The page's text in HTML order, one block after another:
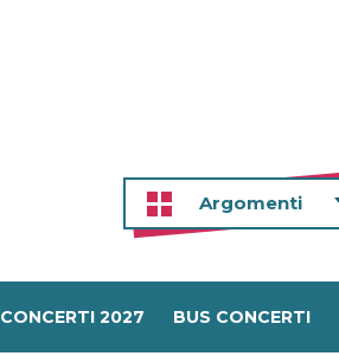
Argomenti
CONCERTI 2027 BUS CONCERTI